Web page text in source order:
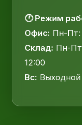
🕐 Режим
Офис: Пн-Пт:
Склад: Пн-
12:00
Вс: Выходной